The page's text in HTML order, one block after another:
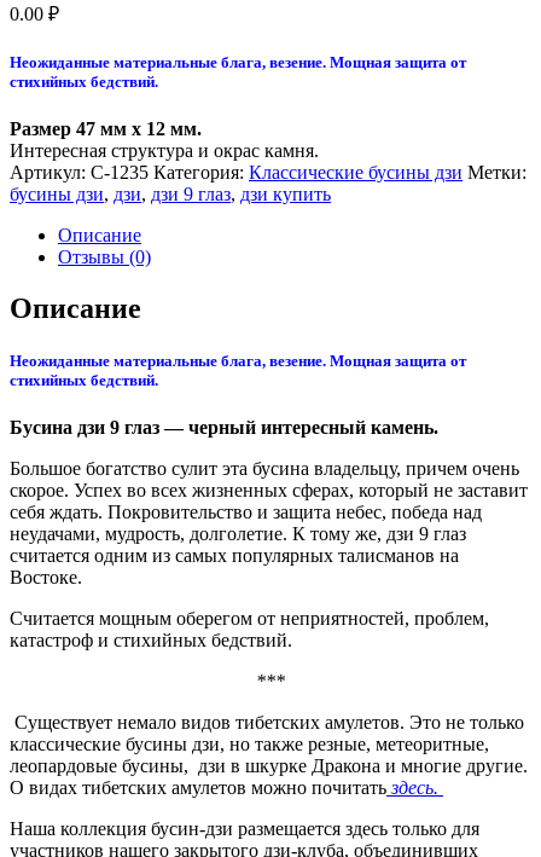
0.00 ₽
Неожиданные материальные блага, везение. Мощная защита от
стихийных бедствий.
Размер 47 мм x 12 мм.
Интересная структура и окрас камня.
Артикул: С-1235 Категория: Классические бусины дзи Метки:
бусины дзи, дзи, дзи 9 глаз, дзи купить
Описание
Отзывы (0)
Описание
Неожиданные материальные блага, везение. Мощная защита от
стихийных бедствий.
Бусина дзи 9 глаз — черный интересный камень.
Большое богатство сулит эта бусина владельцу, причем очень
скорое. Успех во всех жизненных сферах, который не заставит
себя ждать. Покровительство и защита небес, победа над
неудачами, мудрость, долголетие. К тому же, дзи 9 глаз
считается одним из самых популярных талисманов на
Востоке.
Считается мощным оберегом от неприятностей, проблем,
катастроф и стихийных бедствий.
***
Существует немало видов тибетских амулетов. Это не только
классические бусины дзи, но также резные, метеоритные,
леопардовые бусины, дзи в шкурке Дракона и многие другие.
О видах тибетских амулетов можно почитатьздесь.
Наша коллекция бусин-дзи размещается здесь только для
участников нашего закрытого дзи-клуба, объединивших